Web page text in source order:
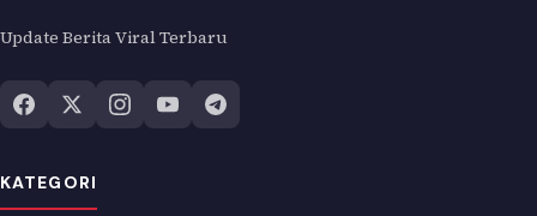
Update Berita Viral Terbaru
KATEGORI